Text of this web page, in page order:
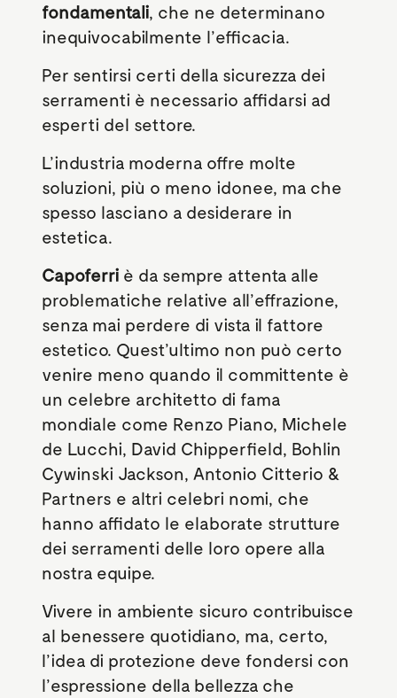
fondamentali, che ne determinano
inequivocabilmente l’efficacia.
Per sentirsi certi della sicurezza dei
serramenti è necessario affidarsi ad
esperti del settore.
L’industria moderna offre molte
soluzioni, più o meno idonee, ma che
spesso lasciano a desiderare in
estetica.
Capoferri è da sempre attenta alle
problematiche relative all’effrazione,
senza mai perdere di vista il fattore
estetico. Quest’ultimo non può certo
venire meno quando il committente è
un celebre architetto di fama
mondiale come Renzo Piano, Michele
de Lucchi, David Chipperfield, Bohlin
Cywinski Jackson, Antonio Citterio &
Partners e altri celebri nomi, che
hanno affidato le elaborate strutture
dei serramenti delle loro opere alla
nostra equipe.
Vivere in ambiente sicuro contribuisce
al benessere quotidiano, ma, certo,
l’idea di protezione deve fondersi con
l’espressione della bellezza che